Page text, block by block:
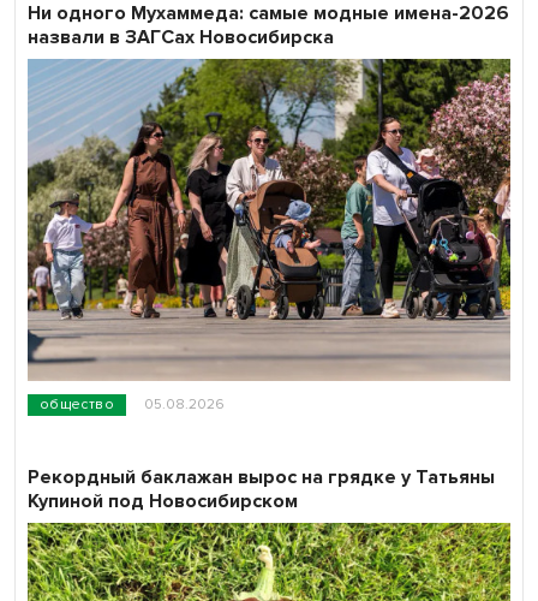
общество 05.08.2026
Ни одного Мухаммеда: самые модные имена-2026
назвали в ЗАГСах Новосибирска
Рекордный баклажан вырос на грядке у Татьяны
Купиной под Новосибирском